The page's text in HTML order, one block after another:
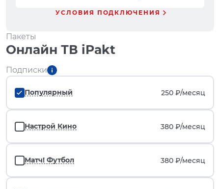
УСЛОВИЯ ПОДКЛЮЧЕНИЯ
Пакеты
Онлайн ТВ iPakt
Подписки
Популярный 250 ₽/месяц
Настрой Кино 380 ₽/месяц
Матч! Футбол 380 ₽/месяц